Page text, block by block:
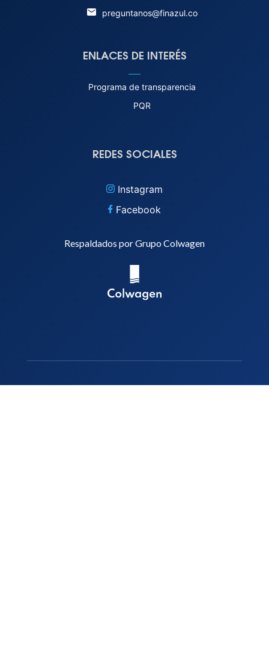
preguntanos@finazul.co
ENLACES DE INTERÉS
Programa de transparencia
PQR
REDES SOCIALES
Instagram
Facebook
Respaldados por Grupo Colwagen